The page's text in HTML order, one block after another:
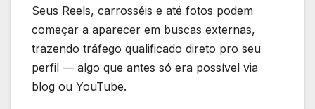
Seus Reels, carrosséis e até fotos podem
começar a aparecer em buscas externas,
trazendo tráfego qualificado direto pro seu
perfil — algo que antes só era possível via
blog ou YouTube.